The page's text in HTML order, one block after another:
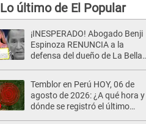
Lo último de El Popular
¡INESPERADO! Abogado Benji
Espinoza RENUNCIA a la
defensa del dueño de La Bella
Temblor en Perú HOY, 06 de
agosto de 2026: ¿A qué hora y
dónde se registró el último